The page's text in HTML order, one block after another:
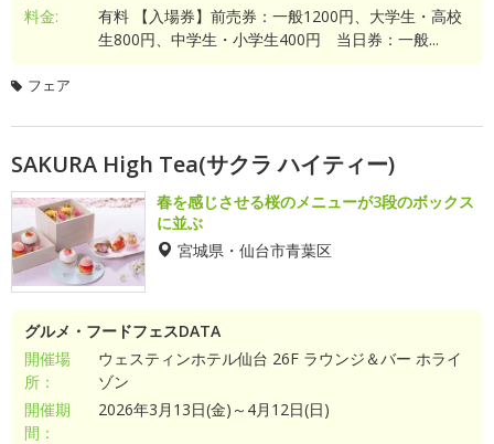
料金:
有料 【入場券】前売券：一般1200円、大学生・高校
生800円、中学生・小学生400円 当日券：一般...
フェア
SAKURA High Tea(サクラ ハイティー)
春を感じさせる桜のメニューが3段のボックス
に並ぶ
宮城県・仙台市青葉区
グルメ・フードフェスDATA
開催場
所：
ウェスティンホテル仙台 26F ラウンジ＆バー ホライ
ゾン
開催期
間：
2026年3月13日(金)～4月12日(日)